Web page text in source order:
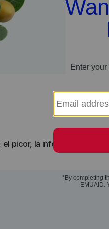
el picor, la infección, el